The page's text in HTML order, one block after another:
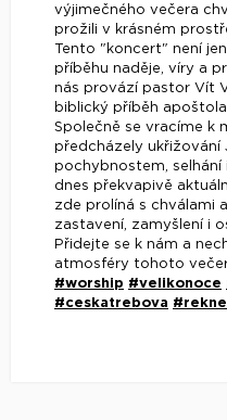
výjimečného večera
prožili v krásném
Tento "koncert" není
příběhu naděje, víry a
nás provází pastor Vít
biblický příběh
Společně se vracíme k
předcházely ukřižování
pochybnostem, selhání
dnes překvapivě
zde prolíná s chválami
zastavení, zamyšlení i
Přidejte se k nám a
atmosféry tohoto
#worship #velikonoce
#ceskatrebova